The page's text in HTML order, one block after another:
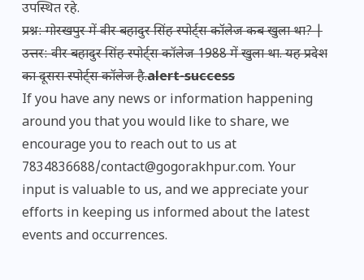
उपस्थित रहे.
प्रश्न: गोरखपुर में वीर बहादुर सिंह स्पोर्ट्स कॉलेज कब खुला था? |
उत्तर: वीर बहादुर सिंह स्पोर्ट्स कॉलेज 1988 में खुला था. यह प्रदेश
का दूसरा स्पोर्ट्स कॉलेज है.alert-success
If you have any news or information happening
around you that you would like to share, we
encourage you to reach out to us at
7834836688/contact@gogorakhpur.com. Your
input is valuable to us, and we appreciate your
efforts in keeping us informed about the latest
events and occurrences.